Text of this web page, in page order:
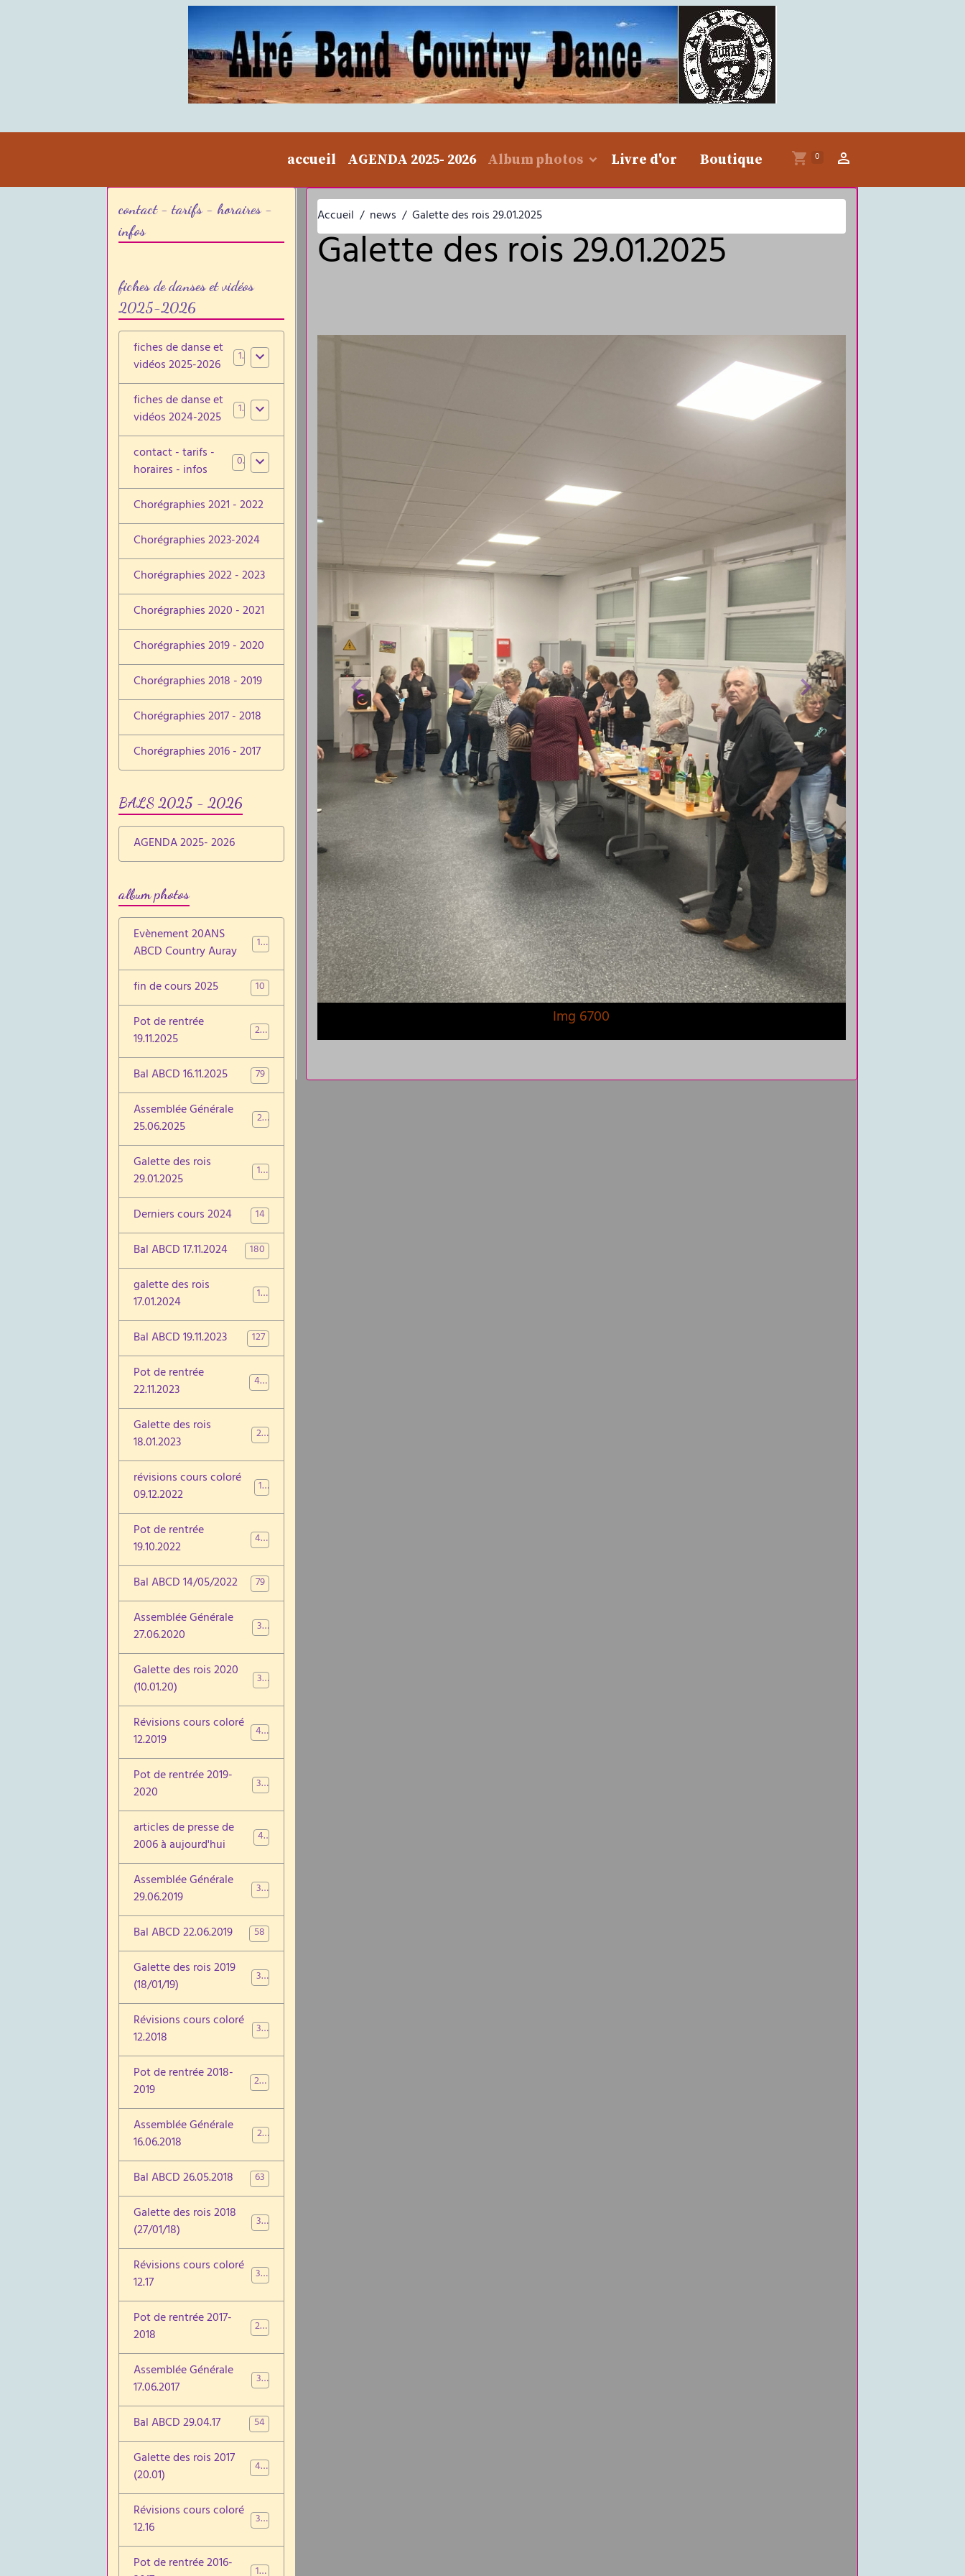
accueil AGENDA 2025- 2026 Album photos Livre d'or Boutique 0
Accueil news Galette des rois 29.01.2025
Galette des rois 29.01.2025
Img 6700
contact - tarifs - horaires -
infos
fiches de danses et vidéos
2025-2026
fiches de danse et
vidéos 2025-2026
1
fiches de danse et
vidéos 2024-2025
1
contact - tarifs -
horaires - infos
0
Chorégraphies 2021 - 2022
Chorégraphies 2023-2024
Chorégraphies 2022 - 2023
Chorégraphies 2020 - 2021
Chorégraphies 2019 - 2020
Chorégraphies 2018 - 2019
Chorégraphies 2017 - 2018
Chorégraphies 2016 - 2017
BALS 2025 - 2026
AGENDA 2025- 2026
album photos
Evènement 20ANS
ABCD Country Auray
137
fin de cours 2025 10
Pot de rentrée
19.11.2025
26
Bal ABCD 16.11.2025 79
Assemblée Générale
25.06.2025
22
Galette des rois
29.01.2025
19
Derniers cours 2024 14
Bal ABCD 17.11.2024 180
galette des rois
17.01.2024
17
Bal ABCD 19.11.2023 127
Pot de rentrée
22.11.2023
46
Galette des rois
18.01.2023
27
révisions cours coloré
09.12.2022
17
Pot de rentrée
19.10.2022
47
Bal ABCD 14/05/2022 79
Assemblée Générale
27.06.2020
39
Galette des rois 2020
(10.01.20)
37
Révisions cours coloré
12.2019
48
Pot de rentrée 2019-
2020
31
articles de presse de
2006 à aujourd'hui
46
Assemblée Générale
29.06.2019
30
Bal ABCD 22.06.2019 58
Galette des rois 2019
(18/01/19)
30
Révisions cours coloré
12.2018
32
Pot de rentrée 2018-
2019
28
Assemblée Générale
16.06.2018
29
Bal ABCD 26.05.2018 63
Galette des rois 2018
(27/01/18)
34
Révisions cours coloré
12.17
35
Pot de rentrée 2017-
2018
29
Assemblée Générale
17.06.2017
38
Bal ABCD 29.04.17 54
Galette des rois 2017
(20.01)
40
Révisions cours coloré
12.16
38
Pot de rentrée 2016-
10